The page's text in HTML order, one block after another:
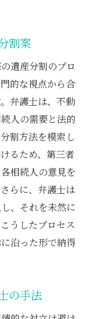
割案
遺産分割のプロ
的な視点から合
弁護士は、不動
人の需要と法的
割方法を模索し
るため、第三者
相続人の意見を
らに、弁護士は
、それを未然に
うしたプロセス
沿った形で納得
の手法